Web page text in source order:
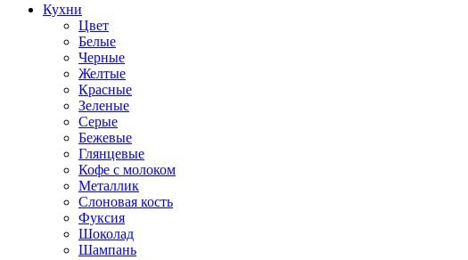
Кухни
Цвет
Белые
Черные
Желтые
Красные
Зеленые
Серые
Бежевые
Глянцевые
Кофе с молоком
Металлик
Слоновая кость
Фуксия
Шоколад
Шампань